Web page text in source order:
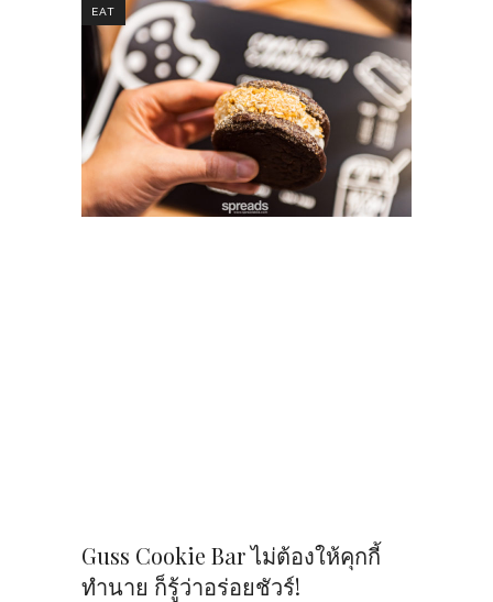
EAT
Guss Cookie Bar ไม่ต้องให้คุกกี้
ทำนาย ก็รู้ว่าอร่อยชัวร์!